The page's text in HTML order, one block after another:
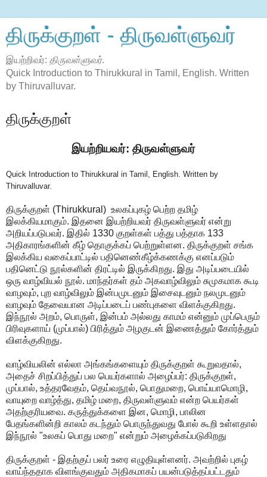
திருக்குறள் - திருவள்ளுவர்
இயற்றிவர்: திருவள்ளுவர்.
Quick Introduction to Thirukkural in Tamil, English. Written
by Thiruvalluvar.
திருக்குறள்
இயற்றியவர்: திருவள்ளுவர்
Quick Introduction to Thirukkural in Tamil, English. Written by
Thiruvalluvar.
திருக்குறள் (Thirukkural) உலகப்புகழ் பெற்ற தமிழ்
இலக்கியமாகும். இதனை இயற்றியவர் திருவள்ளுவர் என்று
அறியப்படுபவர். இதில் 1330 குறள்கள் பத்து பத்தாக 133
அதிகாரங்களின் கீழ் தொகுக்கப் பெற்றுள்ளன. திருக்குறள் சங்க
இலக்கிய வகைப்பாட்டில் பதினெண்கீழ்க்கணக்கு எனப்படும்
பதினெட்டு நூல்களின் திரட்டில் இருக்கிறது. இது அடிப்படையில்
ஒரு வாழ்வியல் நூல். மாந்தர்கள் தம் அகவாழ்விலும் சுமுகமாக கூடி
வாழவும், புற வாழ்விலும் இன்பமுடனும் இசைவுடனும் நலமுடனும்
வாழவும் தேவையான அடிப்படைப் பண்புகளை விளக்குகிறது.
இந்நூல் அறம், பொருள், இன்பம் அல்லது காமம் என்னும் முப்பெரும்
பிரிவுகளாய் (முப்பால்) பிரித்தும் அழகுடன் இணைத்தும் கோர்த்தும்
விளக்குகிறது.
வாழ்வியலின் எல்லா அங்கங்களையும் திருக்குறள் கூறுவதால்,
அதைச் சிறப்பித்துப் பல பெயர்களால் அழைப்பர்: திருக்குறள்,
முப்பால், உத்தரவேதம், தெய்வநூல், பொதுமறை, பொய்யாமொழி,
வாயுறை வாழ்த்து, தமிழ் மறை, திருவள்ளுவம் என்ற பெயர்கள்
அதற்குரியவை. கருத்துக்களை இன, மொழி, பாலின
பேதங்களின்றி காலம் கடந்தும் பொருந்துவது போல் கூறி உள்ளதால்
இந்நூல் "உலகப் பொது மறை" என்றும் அழைக்கப்படுகிறது
திருக்குறள் - இதற்குப் பலர் உரை எழுதியுள்ளனர். அவற்றில் புகழ்
வாய்ந்ததாக விளங்குவதும் அதிகமாகப் பயன்படுத்தப்பட்டதும்